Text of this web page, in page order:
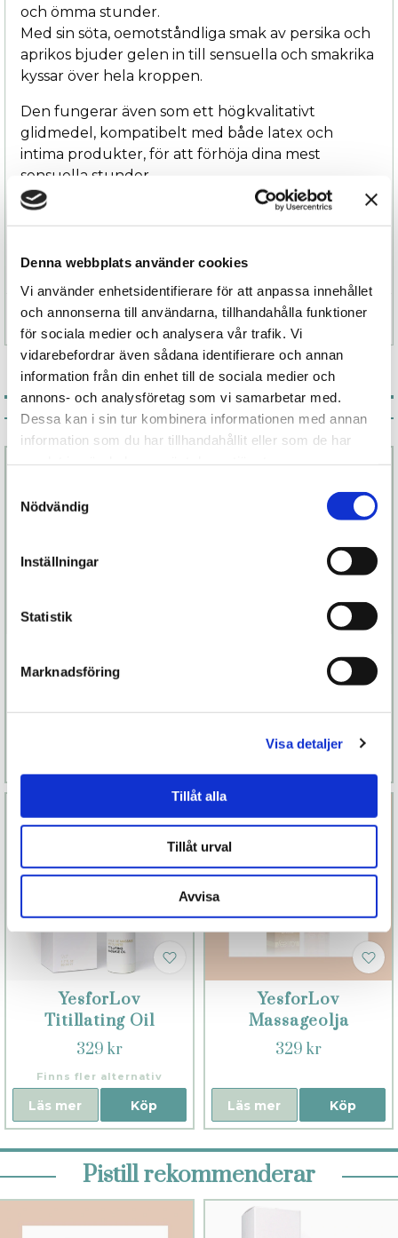
Denna webbplats använder cookies
Vi använder enhetsidentifierare för att anpassa innehållet
och annonserna till användarna, tillhandahålla funktioner
för sociala medier och analysera vår trafik. Vi
vidarebefordrar även sådana identifierare och annan
information från din enhet till de sociala medier och
annons- och analysföretag som vi samarbetar med.
Dessa kan i sin tur kombinera informationen med annan
information som du har tillhandahållit eller som de har
Nödvändig
Inställningar
Statistik
Marknadsföring
Visa detaljer
Tillåt alla
Tillåt urval
Avvisa
och ömma stunder.
Med sin söta, oemotståndliga smak av persika och
aprikos bjuder gelen in till sensuella och smakrika
kyssar över hela kroppen.
Den fungerar även som ett högkvalitativt
glidmedel, kompatibelt med både latex och
intima produkter, för att förhöja dina mest
sensuella stunder.
Låt passionen ta över och upplev magin med
YESforLOV allover delicious massagegel – där
Specifikation
Associerade produkter
YesforLov
Massage Candle
YesforLov
Titillating Oil
329 kr
Finns fler alternativ
Köp
Läs mer
YesforLov
Massageolja
Orange Blossom
329 kr
Köp
Läs mer
Pistill rekommenderar